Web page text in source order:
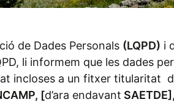
de Dades Personals (LQPD) i
li informem que les dades
incloses a un fitxer titularitat
[d’ara endavant SAETDE],